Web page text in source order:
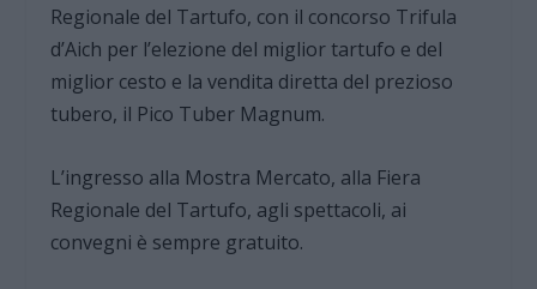
Regionale del Tartufo, con il concorso Trifula
d’Aich per l’elezione del miglior tartufo e del
miglior cesto e la vendita diretta del prezioso
tubero, il Pico Tuber Magnum.
L’ingresso alla Mostra Mercato, alla Fiera
Regionale del Tartufo, agli spettacoli, ai
convegni è sempre gratuito.